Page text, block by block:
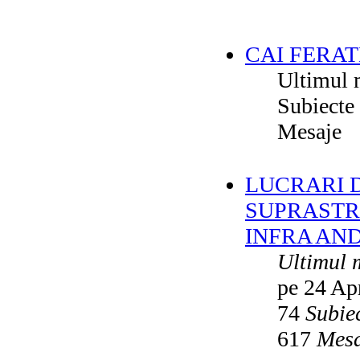
CAI
Ultimul
Subiecte
Mesaje
LUCRARI
INFRA
Ultimul
pe 24
74
617